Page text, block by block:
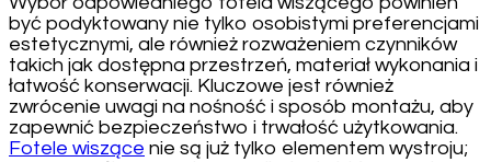
być podyktowany nie tylko osobistymi preferencjami
estetycznymi, ale również rozważeniem czynników
takich jak dostępna przestrzeń, materiał wykonania i
łatwość konserwacji. Kluczowe jest również
zwrócenie uwagi na nośność i sposób montażu, aby
zapewnić bezpieczeństwo i trwałość użytkowania.
Fotele wiszące nie są już tylko elementem wystroju;